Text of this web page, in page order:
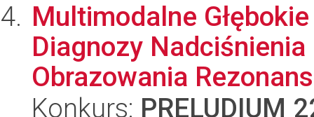
Multimodalne
Diagnozy
Obrazowania
Konkurs: PRELUDIUM